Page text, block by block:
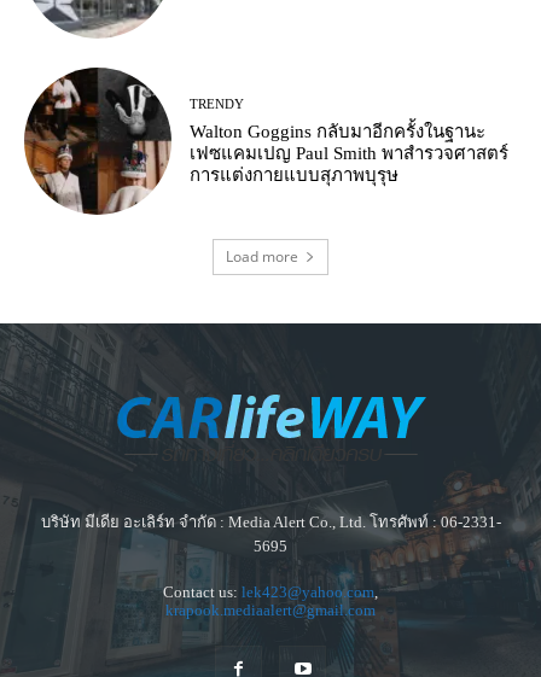
TRENDY
Walton Goggins กลับมาอีกครั้งในฐานะ
เฟซแคมเปญ Paul Smith พาสำรวจศาสตร์
การแต่งกายแบบสุภาพบุรุษ
Load more
บริษัท มีเดีย อะเลิร์ท จำกัด : Media Alert Co., Ltd. โทรศัพท์ : 06-2331-
5695
Contact us: lek423@yahoo.com,
krapook.mediaalert@gmail.com